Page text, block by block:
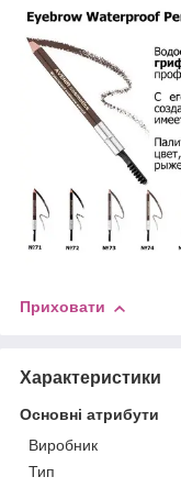
Приховати
Характеристики
Основні атрибути
Виробник
Тип